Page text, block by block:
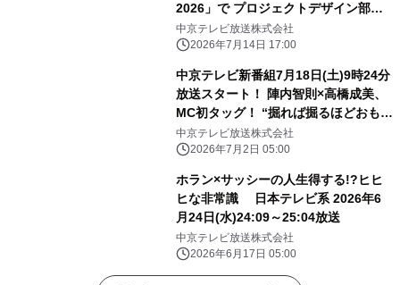
2026」で プロジェクトデザイン部
門・ゴールドを含む計3部門で入賞！
中京テレビ放送株式会社
2026年7月14日 17:00
中京テレビ新番組7月18日(土)9時24分
放送スタート！ 陣内智則×高橋成美、
MC初タッグ！ “掘れば掘るほどおもし
ろい”アスリートの素顔に迫る 新スポ
ーツトーク番組「あすりーと
HOLIDAY」 スポーツの“いま気になる
話題”をキッカケに アスリートたちの
素顔を、とことん深掘り！
中京テレビ放送株式会社
2026年7月2日 05:00
ホラン×サッシーの人生得する!?ヒヒ
ヒな非常識 日本テレビ系 2026年6
月24日(水)24:09～25:04放送
中京テレビ放送株式会社
2026年6月17日 05:00